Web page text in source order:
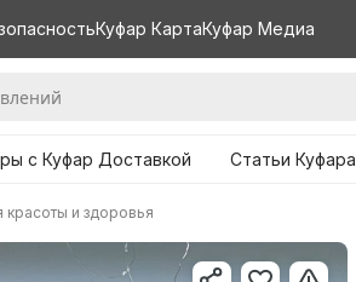
Куфар КартаКуфар Медиа
с Куфар Доставкой Статьи Куфара
красоты и здоровья